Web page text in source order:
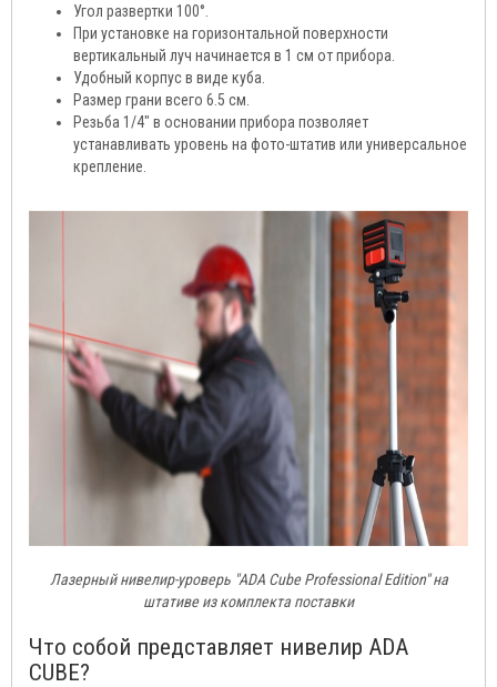
Угол развертки 100°.
При установке на горизонтальной поверхности
вертикальный луч начинается в 1 см от прибора.
Удобный корпус в виде куба.
Размер грани всего 6.5 см.
Резьба 1/4" в основании прибора позволяет
устанавливать уровень на фото-штатив или универсальное
крепление.
Лазерный нивелир-уроверь "ADA Cube Professional Edition" на
штативе из комплекта поставки
Что собой представляет нивелир ADA
CUBE?